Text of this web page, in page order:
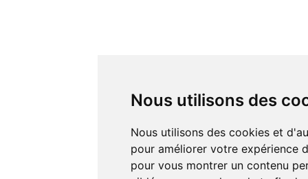
Nous utilisons des
Nous utilisons des cookies et d'autres technologies de suivi
pour améliorer votre expérience
pour vous montrer un contenu